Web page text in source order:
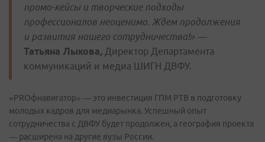
промо-кейсы и творческие подходы
профессионалов неоценимо. Ждем продолжения
и развития нашего сотрудничества!» —
Татьяна Лыкова, Директор Департамента
коммуникаций и медиа ШИГН ДВФУ.
«PROфнавигатор» — это инвестиция ГПМ РТВ в подготовку
молодых кадров для медиарынка. Успешный опыт
сотрудничества с ДВФУ будет продолжен, а география проекта
— расширена на другие вузы России.